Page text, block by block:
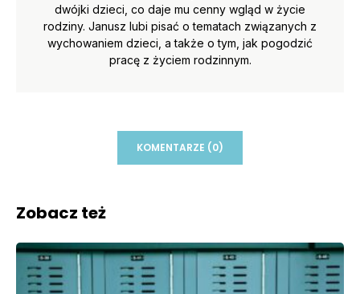
dwójki dzieci, co daje mu cenny wgląd w życie
rodziny. Janusz lubi pisać o tematach związanych z
wychowaniem dzieci, a także o tym, jak pogodzić
pracę z życiem rodzinnym.
KOMENTARZE (0)
Zobacz też